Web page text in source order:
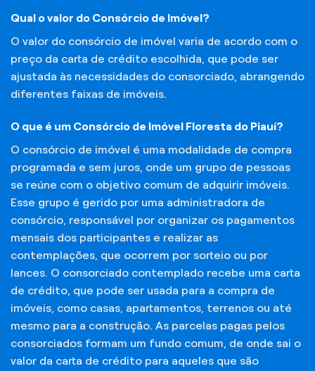
Qual o valor do Consórcio de Imóvel?
O valor do consórcio de imóvel varia de acordo com o
preço da carta de crédito escolhida, que pode ser
ajustada às necessidades do consorciado, abrangendo
diferentes faixas de imóveis.
O que é um Consórcio de Imóvel Floresta do Piauí?
O consórcio de imóvel é uma modalidade de compra
programada e sem juros, onde um grupo de pessoas
se reúne com o objetivo comum de adquirir imóveis.
Esse grupo é gerido por uma administradora de
consórcio, responsável por organizar os pagamentos
mensais dos participantes e realizar as
contemplações, que ocorrem por sorteio ou por
lances. O consorciado contemplado recebe uma carta
de crédito, que pode ser usada para a compra de
imóveis, como casas, apartamentos, terrenos ou até
mesmo para a construção. As parcelas pagas pelos
consorciados formam um fundo comum, de onde sai o
valor da carta de crédito para aqueles que são